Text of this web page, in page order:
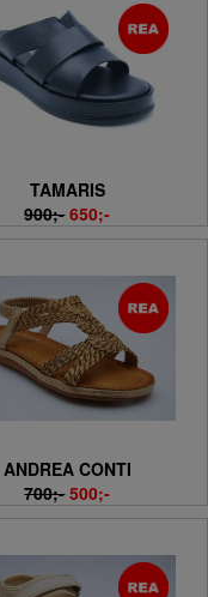
TAMARIS
900;- 650;-
ANDREA CONTI
700;- 500;-